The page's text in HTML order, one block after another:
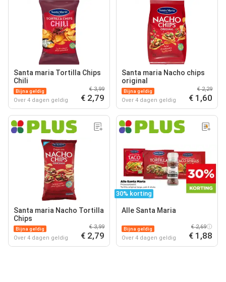
Santa maria Tortilla Chips
Chili
Bijna geldig
Over 4 dagen geldig
€ 3,99
€ 2,79
Santa maria Nacho chips
original
Bijna geldig
Over 4 dagen geldig
€ 2,29
€ 1,60
Santa maria Nacho Tortilla
Chips
Bijna geldig
Over 4 dagen geldig
€ 3,99
€ 2,79
30% korting
Alle Santa Maria
Bijna geldig
Over 4 dagen geldig
€ 2,69
€ 1,88